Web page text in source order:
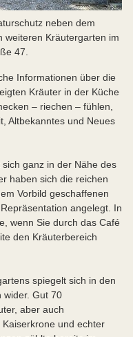
neben dem
weiteren Kräutergarten im
47.
Informationen über die
Kräuter in der Küche
– riechen – fühlen,
Altbekanntes und Neues
ganz in der Nähe des
haben sich die reichen
Vorbild geschaffenen
angelegt. In
wenn Sie durch das Café
den Kräuterbereich
spiegelt sich in den
wider. Gut 70
aber auch
und echter